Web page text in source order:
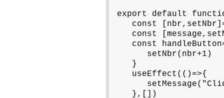
export default
const
const
const
setNbr(nbr+1)
}
useEffect(()=>{
},[])